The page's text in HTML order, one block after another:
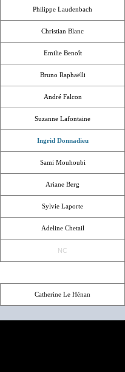
Philippe Laudenbach
Christian Blanc
Emilie Benoît
Bruno Raphaëlli
André Falcon
Suzanne Lafontaine
Ingrid Donnadieu
Sami Mouhoubi
Ariane Berg
Sylvie Laporte
Adeline Chetail
NC
Catherine Le Hénan